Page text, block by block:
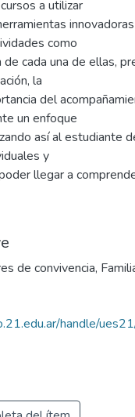
a utilizar
como
de cada una de ellas,
la
del
un enfoque
así al estudiante
y
llegar a
de convivencia,
handle/